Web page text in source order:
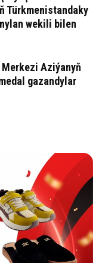
Türkmenistandaky
wekili bilen
Aziýanyň
gazandylar